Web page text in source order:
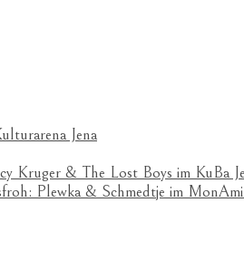
Jena
Kruger & The Lost Boys im KuBa
Plewka & Schmedtje im